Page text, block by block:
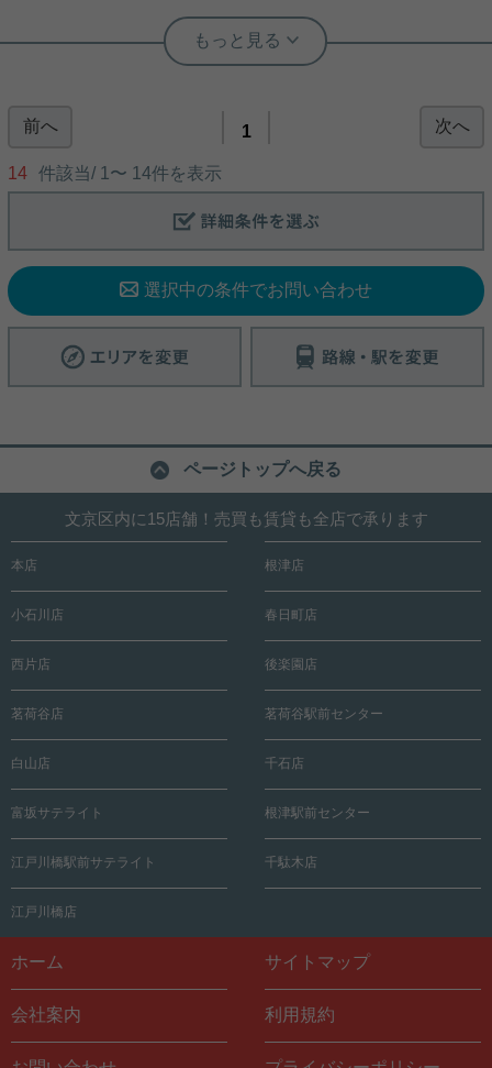
実用春日ホーム 白山店 西野健太
★3面窓のある角部屋★エントランス施
エントランス施錠式のマンション☆ 3面に窓のある
◇エアコン・ミニ冷蔵庫付き♪ ◆室内洗濯機置き場
あり◎ ◇角部屋につき日照、通風良好 ◆近隣にスー
等々、快適な生活が出来ます(^^)/ 南北線「東大前」
歩６分という便利な立地♪ 気になる方はお早めにお
前へ 1 次へ
14 件該当/ 1 〜 14件を表示
選択中の条件でお問い合わせ
ページトップへ戻る
文京区内に15店舗！売買も賃貸も全店で承ります
本店 根津店
小石川店 春日町店
西片店 後楽園店
茗荷谷店 茗荷谷駅前センター
白山店 千石店
富坂サテライト 根津駅前センター
江戸川橋駅前サテライト 千駄木店
江戸川橋店
ホーム サイトマップ
会社案内 利用規約